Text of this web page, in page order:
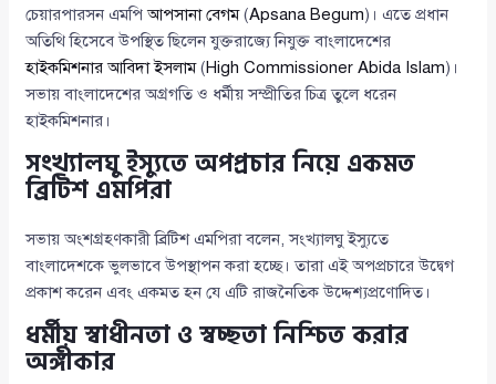
চেয়ারপারসন এমপিআপসানা বেগম(Apsana Begum)। এতে প্রধান
অতিথি হিসেবে উপস্থিত ছিলেন যুক্তরাজ্যে নিযুক্ত বাংলাদেশের
হাইকমিশনার আবিদা ইসলাম(High Commissioner Abida Islam)।
সভায় বাংলাদেশের অগ্রগতি ও ধর্মীয় সম্প্রীতির চিত্র তুলে ধরেন
হাইকমিশনার।
সংখ্যালঘু ইস্যুতে অপপ্রচার নিয়ে একমত
ব্রিটিশ এমপিরা
সভায় অংশগ্রহণকারী ব্রিটিশ এমপিরা বলেন, সংখ্যালঘু ইস্যুতে
বাংলাদেশকে ভুলভাবে উপস্থাপন করা হচ্ছে। তারা এই অপপ্রচারে উদ্বেগ
প্রকাশ করেন এবং একমত হন যে এটি রাজনৈতিক উদ্দেশ্যপ্রণোদিত।
ধর্মীয় স্বাধীনতা ও স্বচ্ছতা নিশ্চিত করার
অঙ্গীকার